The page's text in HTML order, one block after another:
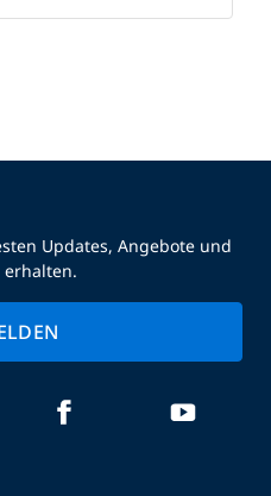
Updates, Angebote und
erhalten.